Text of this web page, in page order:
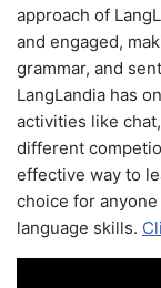
approach of
and engaged,
grammar, and
LangLandia has
activities like
different
effective way to
choice for
language skills.